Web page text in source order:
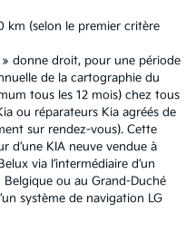
km (selon le premier critère
» donne droit, pour une période
de la cartographie du
tous les 12 mois) chez tous
ou réparateurs Kia agréés de
sur rendez-vous). Cette
d’une KIA neuve vendue à
via l’intermédiaire d’un
ou au Grand-Duché
système de navigation LG